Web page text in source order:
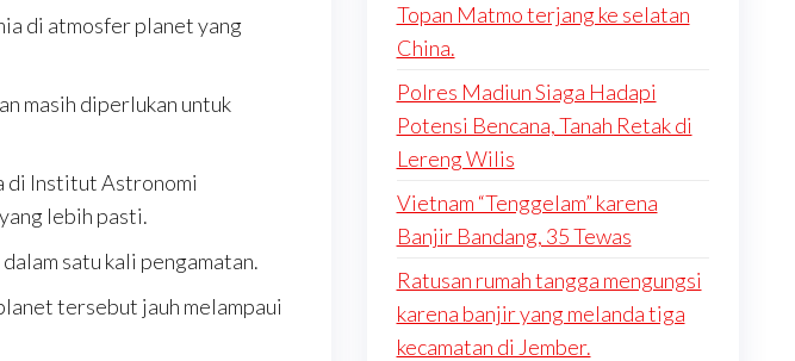
di atmosfer planet yang
masih diperlukan untuk
di Institut Astronomi
lebih pasti.
satu kali pengamatan.
tersebut jauh melampaui
Topan Matmo terjang ke selatan
China.
Polres Madiun Siaga Hadapi
Potensi Bencana, Tanah Retak di
Lereng Wilis
Vietnam “Tenggelam” karena
Banjir Bandang, 35 Tewas
Ratusan rumah tangga mengungsi
karena banjir yang melanda tiga
kecamatan di Jember.